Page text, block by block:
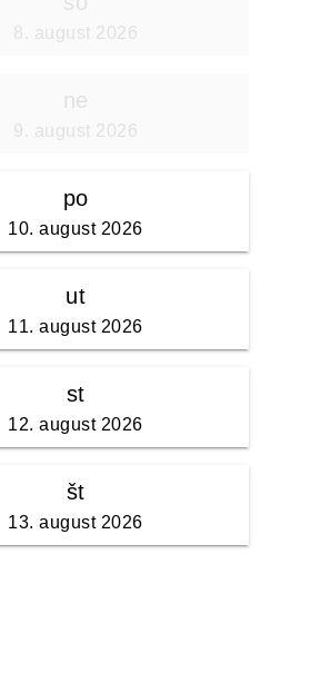
8. august 2026
ne
9. august 2026
po
10. august 2026
ut
11. august 2026
st
12. august 2026
št
13. august 2026